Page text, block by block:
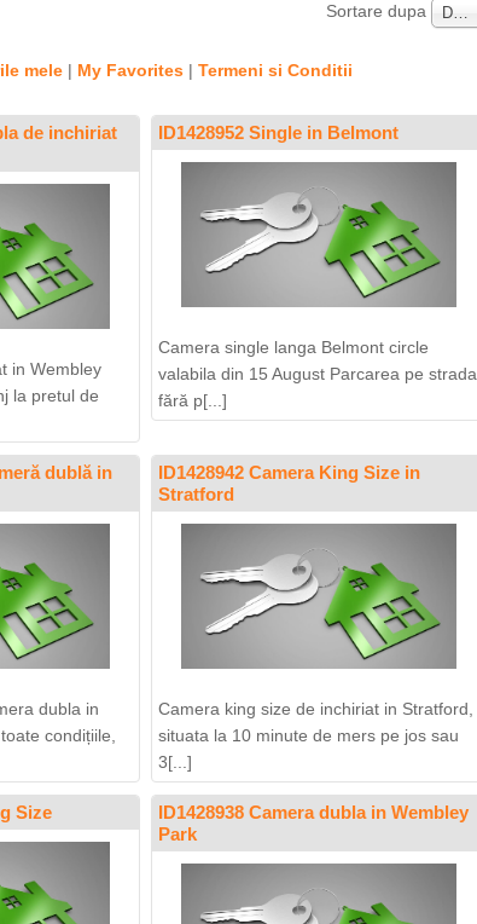
Sortare dupa Data
mele| My Favorites| Termeni si Conditii
de inchiriat
in Wembley
la pretul de
ID1428952 Single in Belmont
Camera single langa Belmont circle
valabila din 15 August Parcarea pe strada
fără p[...]
dublă in
dubla in
condițiile,
ID1428942 Camera King Size in
Stratford
Camera king size de inchiriat in Stratford,
situata la 10 minute de mers pe jos sau
3[...]
Size
ID1428938 Camera dubla in Wembley
Park